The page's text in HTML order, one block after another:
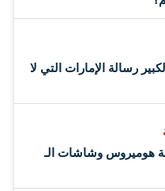
رسالة الإمارات التي لا
هوميروس وشاشات الـ